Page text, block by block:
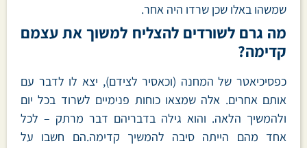
שמשהו באלו שכן שרדו היה אחר.
מה גרם לשורדים להצליח למשוך את עצמם
קדימה?
כפסיכיאטר של המחנה (וכאסיר לצידם), יצא לו לדבר עם
אותם אחרים. אלה שמצאו כוחות פנימיים לשרוד בכל יום
ולהמשיך הלאה. והוא גילה בדבריהם דבר מרתק – לכל
אחד מהם הייתה סיבה להמשיך קדימה.הם חשבו על